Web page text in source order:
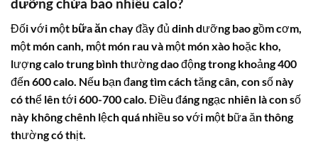
dưỡng chứa bao nhiêu calo?
Đối với một bữa ăn chayđầy đủ dinh dưỡng bao gồm cơm,
một món canh, một món rau và một món xào hoặc kho,
lượng calo trung bình thường dao động trong khoảng 400
đến 600 calo. Nếu bạn đang tìm cách tăng cân, con số này
có thể lên tới 600-700 calo. Điều đáng ngạc nhiên là con số
này không chênh lệch quá nhiều so với một bữa ăn thông
thường có thịt.